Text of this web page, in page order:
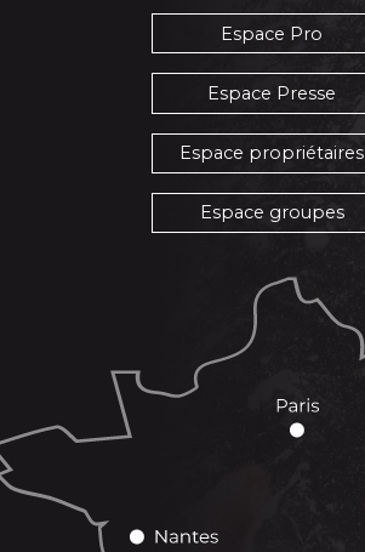
Espace Pro
Espace Presse
Espace propriétaires
Espace groupes